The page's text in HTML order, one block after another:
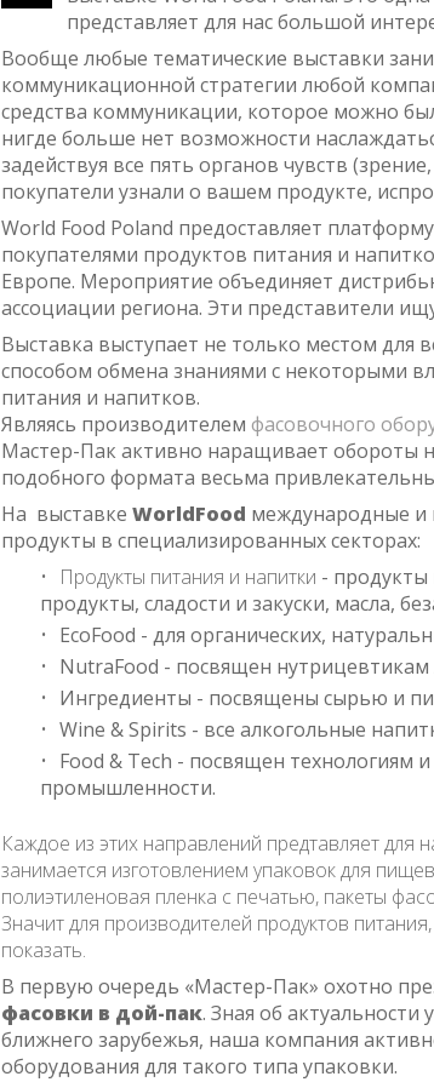
представляет для нас большой
Вообще любые тематические выставки
коммуникационной стратегии любой
средства коммуникации, которое можно
нигде больше нет возможности
задействуя все пять органов чувств
покупатели узнали о вашем продукте,
World Food Poland предоставляет
покупателями продуктов питания и
Европе. Мероприятие объединяет
ассоциации региона. Эти представители
Выставка выступает не только местом для
способом обмена знаниями с некоторыми
питания и напитков.
Являясь производителем фасовочного
Мастер-Пак активно наращивает обороты
подобного формата весьма
На выставке WorldFood международные и
продукты в специализированных секторах:
Продукты питания и напитки -
продукты, сладости и закуски, масла,
EcoFood - для органических,
NutraFood - посвящен
Ингредиенты - посвящены сырью и
Wine & Spirits - все алкогольные
Food & Tech - посвящен технологиям
промышленности.
Каждое из этих направлений предтавляет для
занимается изготовлением упаковок для
полиэтиленовая пленка с печатью, пакеты
Значит для производителей продуктов
показать.
В первую очередь «Мастер-Пак» охотно
фасовки в дой-пак. Зная об
ближнего зарубежья, наша компания
оборудования для такого типа упаковки.